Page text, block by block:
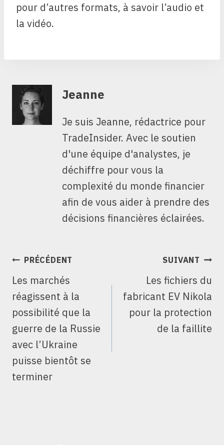
pour d’autres formats, à savoir l’audio et
la vidéo.
Jeanne
Je suis Jeanne, rédactrice pour
TradeInsider. Avec le soutien
d'une équipe d'analystes, je
déchiffre pour vous la
complexité du monde financier
afin de vous aider à prendre des
décisions financières éclairées.
NAVIGATION
L’ARTICLE
PRÉCÉDENT
Les marchés
réagissent à la
possibilité que la
guerre de la Russie
avec l’Ukraine
puisse bientôt se
terminer
SUIVANT
Les fichiers du
fabricant EV Nikola
pour la protection
de la faillite